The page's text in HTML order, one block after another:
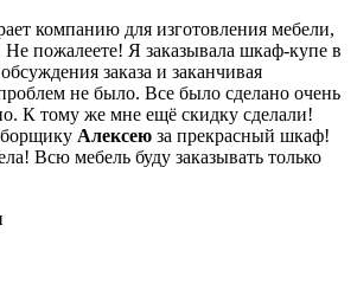
компанию для изготовления мебели,
пожалеете! Я заказывала шкаф-купе в
заказа и заканчивая
не было. Все было сделано очень
К тому же мне ещё скидку сделали!
Алексею за прекрасный шкаф!
Всю мебель буду заказывать только